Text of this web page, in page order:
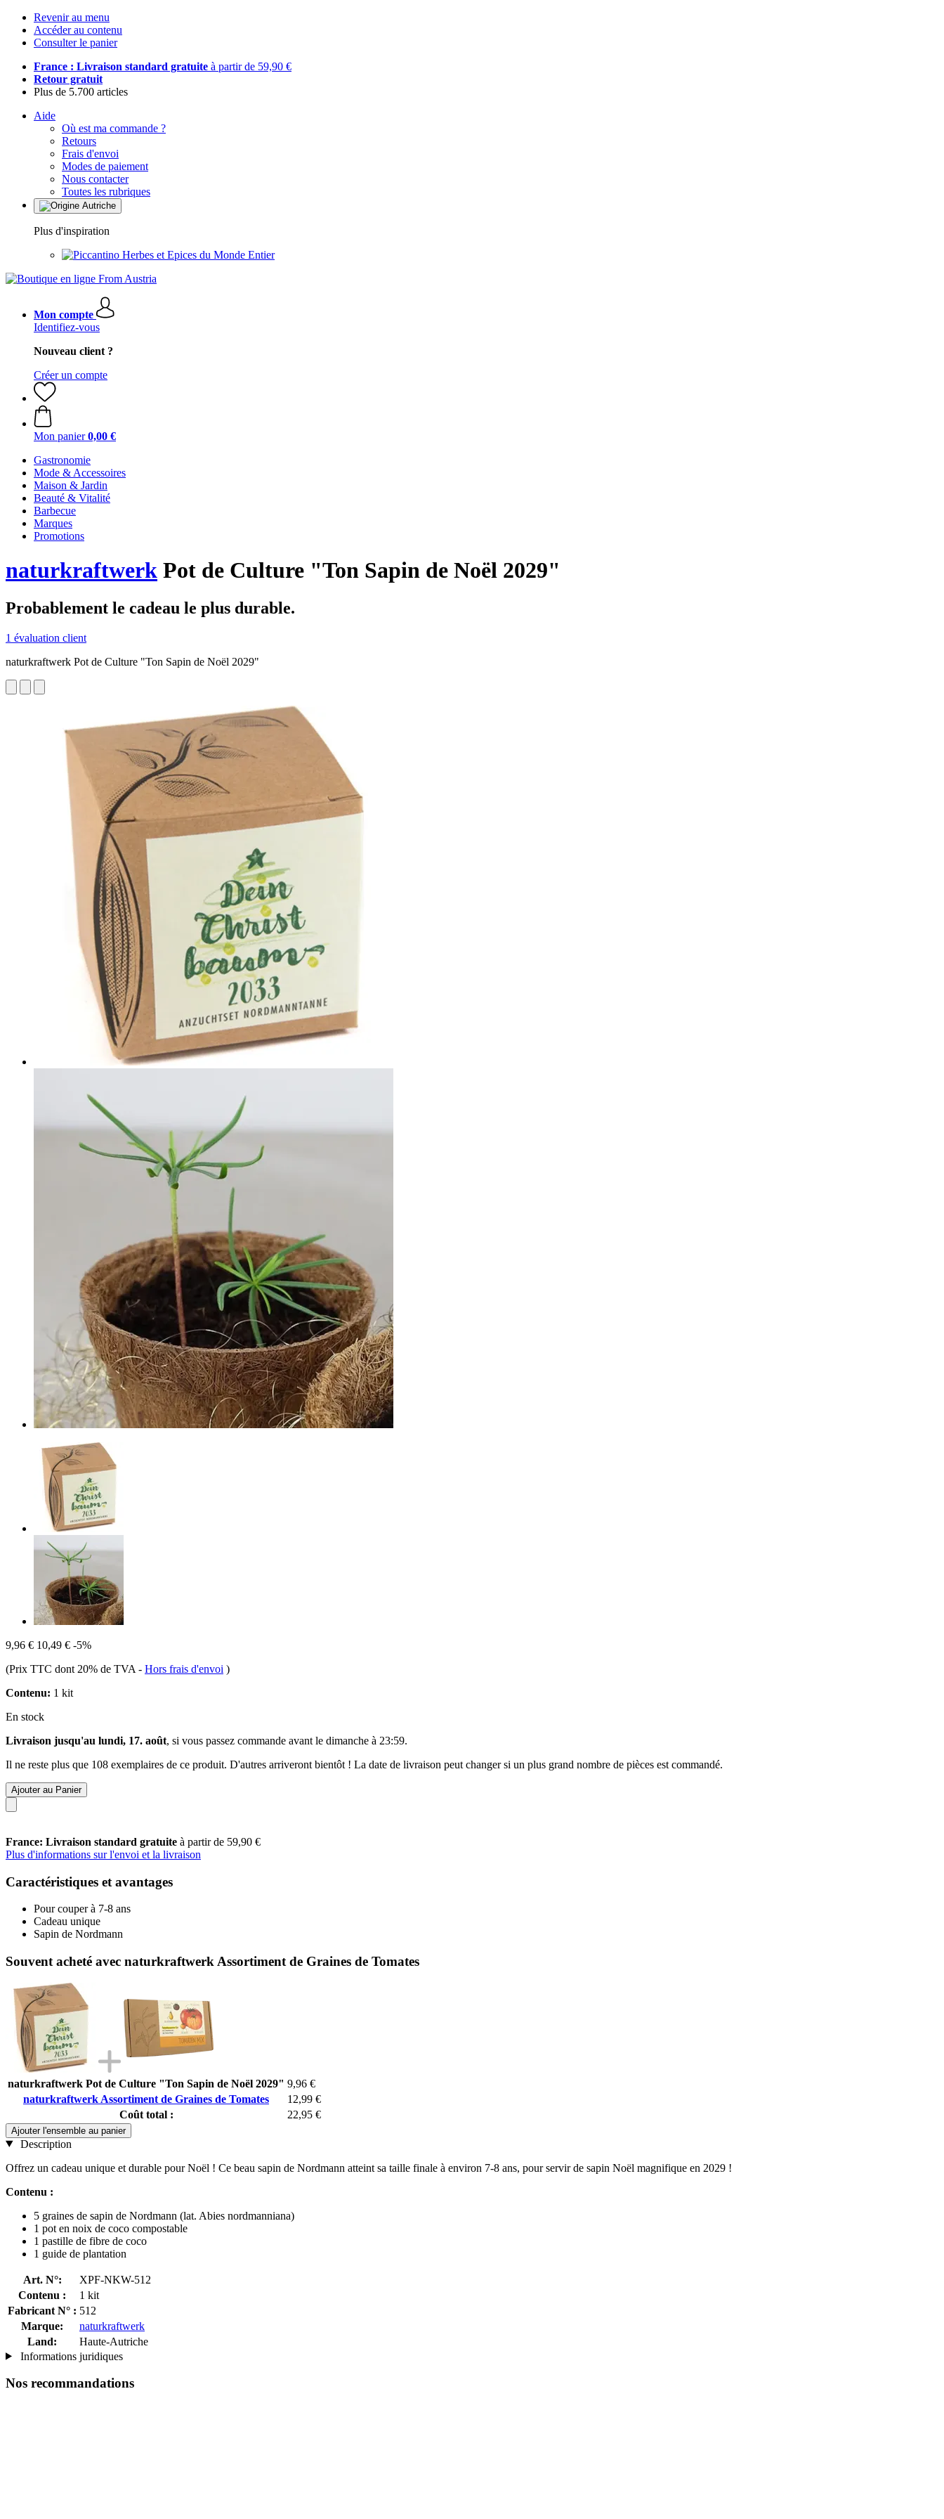
Revenir au menu
Accéder au contenu
Consulter le panier
France : Livraison standard gratuite à partir de 59,90 €
Retour gratuit
Plus de 5.700 articles
Aide
Où est ma commande ?
Retours
Frais d'envoi
Modes de paiement
Nous contacter
Toutes les rubriques
Plus d'inspiration
Herbes et Epices du Monde Entier
Mon compte
Identifiez-vous
Nouveau client ?
Créer un compte
Mon panier 0,00 €
Gastronomie
Mode & Accessoires
Maison & Jardin
Beauté & Vitalité
Barbecue
Marques
Promotions
naturkraftwerk Pot de Culture "Ton Sapin de Noël 2029"
Probablement le cadeau le plus durable.
1 évaluation client
naturkraftwerk Pot de Culture "Ton Sapin de Noël 2029"
9,96 € 10,49 € -5%
(Prix TTC dont 20% de TVA - Hors frais d'envoi )
Contenu: 1 kit
En stock
Livraison jusqu'au lundi, 17. août, si vous passez commande avant le dimanche à 23:59.
Il ne reste plus que 108 exemplaires de ce produit. D'autres arriveront bientôt ! La date de livraison peut changer si un plus grand nombre de pièces est commandé.
Ajouter au Panier
France: Livraison standard gratuite à partir de 59,90 €
Plus d'informations sur l'envoi et la livraison
Caractéristiques et avantages
Pour couper à 7-8 ans
Cadeau unique
Sapin de Nordmann
Souvent acheté avec naturkraftwerk Assortiment de Graines de Tomates
naturkraftwerk Pot de Culture "Ton Sapin de Noël 2029" 9,96 €
naturkraftwerk Assortiment de Graines de Tomates
12,99 €
Coût total :
22,95 €
Ajouter l'ensemble au panier
Description
Offrez un cadeau unique et durable pour Noël ! Ce beau sapin de Nordmann atteint sa taille finale à environ 7-8 ans, pour servir de sapin Noël magnifique en 2029 !
Contenu :
5 graines de sapin de Nordmann (lat. Abies nordmanniana)
1 pot en noix de coco compostable
1 pastille de fibre de coco
1 guide de plantation
Art. N°:
XPF-NKW-512
Contenu :
1 kit
Fabricant N° : 512
Marque:
naturkraftwerk
Land:
Haute-Autriche
Informations juridiques
Nos recommandations